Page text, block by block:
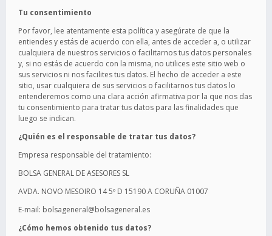
Tu consentimiento
Por favor, lee atentamente esta política y asegúrate de que la
entiendes y estás de acuerdo con ella, antes de acceder a, o utilizar
cualquiera de nuestros servicios o facilitarnos tus datos personales
y, si no estás de acuerdo con la misma, no utilices este sitio web o
sus servicios ni nos facilites tus datos. El hecho de acceder a este
sitio, usar cualquiera de sus servicios o facilitarnos tus datos lo
entenderemos como una clara acción afirmativa por la que nos das
tu consentimiento para tratar tus datos para las finalidades que
luego se indican.
¿Quién es el responsable de tratar tus datos?
Empresa responsable del tratamiento:
BOLSA GENERAL DE ASESORES SL
AVDA. NOVO MESOIRO 14 5º D 15190 A CORUÑA 01007
E-mail: bolsageneral@bolsageneral.es
¿Cómo hemos obtenido tus datos?